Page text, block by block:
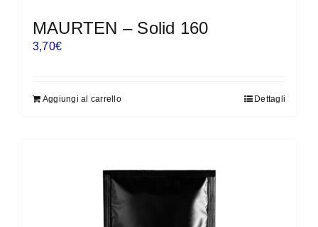
MAURTEN – Solid 160
3,70€
Aggiungi al carrello Dettagli